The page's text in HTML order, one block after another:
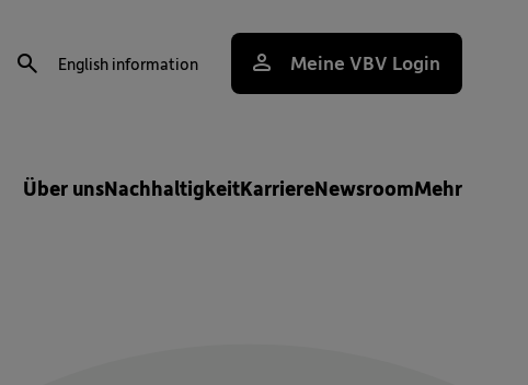
SucheEnglish information Meine VBV Login
Über unsNachhaltigkeitKarriereNewsroomMehr